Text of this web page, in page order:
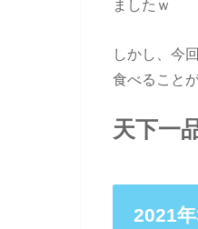
ましたｗ
しかし、今
食べること
天下一
2021